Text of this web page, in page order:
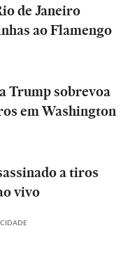
de Janeiro
ao Flamengo
Trump sobrevoa
em Washington
a tiros
vivo